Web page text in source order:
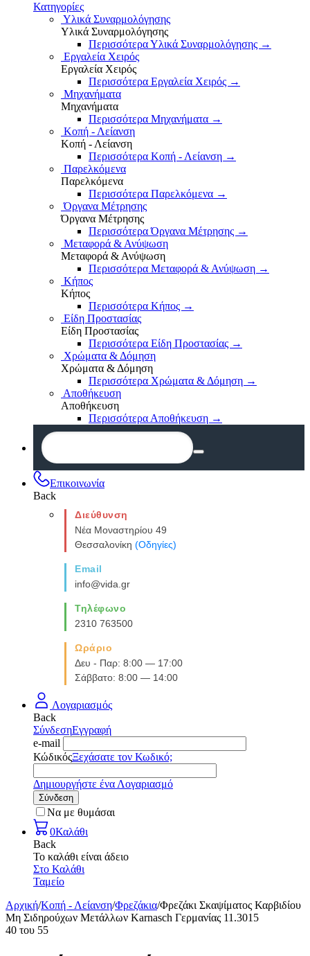
Κατηγορίες
Υλικά Συναρμολόγησης
Υλικά Συναρμολόγησης
Περισσότερα Υλικά Συναρμολόγησης →
Εργαλεία Χειρός
Εργαλεία Χειρός
Περισσότερα Εργαλεία Χειρός →
Μηχανήματα
Μηχανήματα
Περισσότερα Μηχανήματα →
Κοπή - Λείανση
Κοπή - Λείανση
Περισσότερα Κοπή - Λείανση →
Παρελκόμενα
Παρελκόμενα
Περισσότερα Παρελκόμενα →
Όργανα Μέτρησης
Όργανα Μέτρησης
Περισσότερα Όργανα Μέτρησης →
Μεταφορά & Ανύψωση
Μεταφορά & Ανύψωση
Περισσότερα Μεταφορά & Ανύψωση →
Κήπος
Κήπος
Περισσότερα Κήπος →
Είδη Προστασίας
Είδη Προστασίας
Περισσότερα Είδη Προστασίας →
Χρώματα & Δόμηση
Χρώματα & Δόμηση
Περισσότερα Χρώματα & Δόμηση →
Αποθήκευση
Αποθήκευση
Περισσότερα Αποθήκευση →
Επικοινωνία
Back
Διεύθυνση
Νέα Μοναστηρίου 49
Θεσσαλονίκη (Οδηγίες)
Email
info@vida.gr
Τηλέφωνο
2310 763500
Ωράριο
Δευ - Παρ: 8:00 — 17:00
Σάββατο: 8:00 — 14:00
Λογαριασμός
Back
ΣύνδεσηΕγγραφή
e-mail
ΚώδικόςΞεχάσατε τον Κωδικό;
Δημιουργήστε ένα Λογαριασμό
Σύνδεση
Να με θυμάσαι
0Καλάθι
Back
Το καλάθι είναι άδειο
Στο Καλάθι
Ταμείο
Αρχική/Κοπή - Λείανση/Φρεζάκια/Φρεζάκι Σκαψίματος Καρβιδίου
Μη Σιδηρούχων Μετάλλων Karnasch Γερμανίας 11.3015
40 του 55